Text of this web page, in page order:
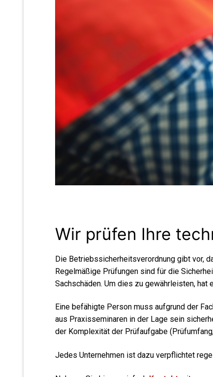
Wir prüfen Ihre
Die Betriebssicherheitsverordnung gibt vor,
Regelmäßige Prüfungen sind für die
Sachschäden. Um dies zu gewährleisten,
Eine befähigte Person muss aufgrund der
aus Praxisseminaren in der Lage sein
der Komplexität der Prüfaufgabe
Jedes Unternehmen ist dazu verpflichtet